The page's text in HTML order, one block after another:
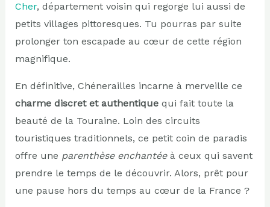
Cher, département voisin qui regorge lui aussi de
petits villages pittoresques. Tu pourras par suite
prolonger ton escapade au cœur de cette région
magnifique.
En définitive, Chénerailles incarne à merveille ce
charme discret et authentiquequi fait toute la
beauté de la Touraine. Loin des circuits
touristiques traditionnels, ce petit coin de paradis
offre une parenthèse enchantéeà ceux qui savent
prendre le temps de le découvrir. Alors, prêt pour
une pause hors du temps au cœur de la France ?